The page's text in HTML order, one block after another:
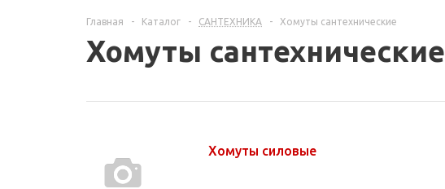
Главная - Каталог - САНТЕХНИКА - Хомуты сантехнические
Хомуты сантехнические
Хомуты силовые